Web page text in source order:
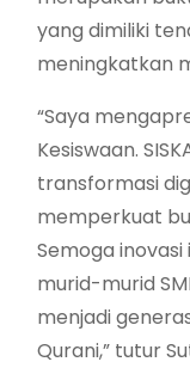
yang dimiliki
meningkatkan
“Saya
Kesiswaan.
transformasi
memperkuat
Semoga
murid-murid
menjadi
Qurani,” tutur